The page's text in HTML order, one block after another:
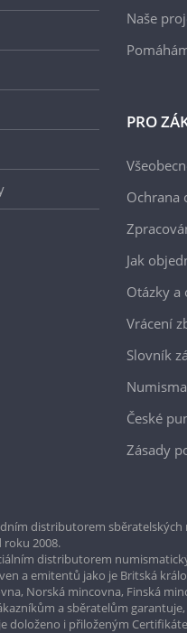
Naše
PRO
Ochrana
Jak
Otázky a
Vrácení
Slovník
České
Zásady
distributorem
2008.
distributorem
a emitentů jako je Britská
Norská mincovna, Finská
a sběratelům
doloženo i přiloženým